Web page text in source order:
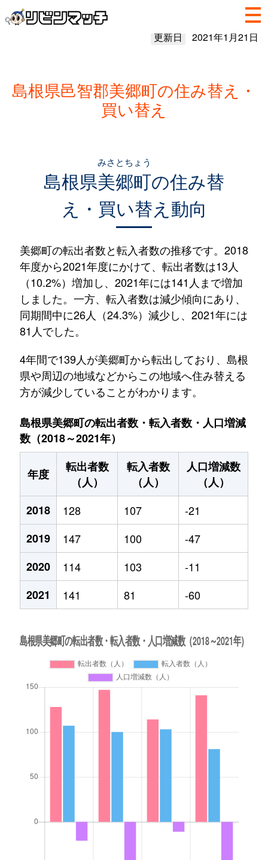
更新日 2021年1月21日
島根県邑智郡美郷町の住み替え・
買い替え
島根県美郷町
みさとちょう
の住み替
え・買い替え動向
美郷町の転出者数と転入者数の推移です。2018
年度から2021年度にかけて、転出者数は13人
（10.2%）増加し、2021年には141人まで増加
しました。一方、転入者数は減少傾向にあり、
同期間中に26人（24.3%）減少し、2021年には
81人でした。
4年間で139人が美郷町から転出しており、島根
県や周辺の地域などからこの地域へ住み替える
方が減少していることがわかります。
島根県美郷町の転出者数・転入者数・人口増減
数（2018～2021年）
年度
転出者数
（人）
転入者数
（人）
人口増減数
（人）
2018
128 107
-21
2019
147 100
-47
2020
114 103
-11
2021
141 81 -60